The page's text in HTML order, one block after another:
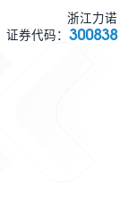
浙江力诺
证券代码： 300838